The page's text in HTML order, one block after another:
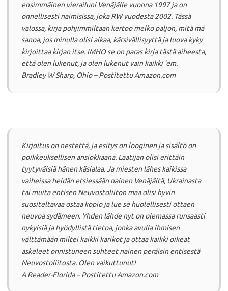
ensimmäinen vierailuni Venäjälle vuonna 1997 ja on
onnellisesti naimisissa, joka RW vuodesta 2002. Tässä
valossa, kirja pohjimmiltaan kertoo melko paljon, mitä mä
sanoa, jos minulla olisi aikaa, kärsivällisyyttä ja luova kyky
kirjoittaa kirjan itse. IMHO se on paras kirja tästä aiheesta,
että olen lukenut, ja olen lukenut vain kaikki ’em.
Bradley W Sharp, Ohio – Postitettu Amazon.com
Kirjoitus on nestettä, ja esitys on looginen ja sisältö on
poikkeuksellisen ansiokkaana. Laatijan olisi erittäin
tyytyväisiä hänen käsialaa. Ja miesten lähes kaikissa
vaiheissa heidän etsiessään nainen Venäjältä, Ukrainasta
tai muita entisen Neuvostoliiton maa olisi hyvin
suositeltavaa ostaa kopio ja lue se huolellisesti ottaen
neuvoa sydämeen. Yhden lähde nyt on olemassa runsaasti
nykyisiä ja hyödyllistä tietoa, jonka avulla ihmisen
välttämään miltei kaikki karikot ja ottaa kaikki oikeat
askeleet onnistuneen suhteet nainen peräisin entisestä
Neuvostoliitosta. Olen vaikuttunut!
A Reader-Florida – Postitettu Amazon.com